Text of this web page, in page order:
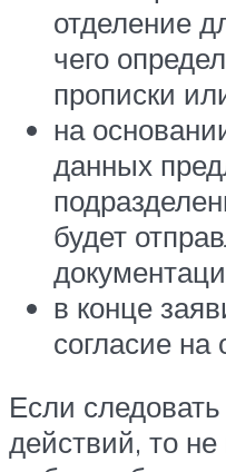
отделение
чего
прописки
на
данных
будет
в конце
согласие на
Если
действий, то не